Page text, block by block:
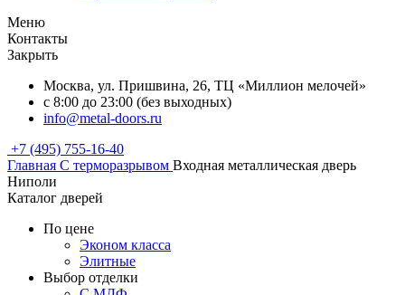
Меню
Контакты
Закрыть
Москва, ул. Пришвина, 26, ТЦ «Миллион мелочей»
с 8:00 до 23:00 (без выходных)
info@metal-doors.ru
+7 (495) 755-16-40
Главная С терморазрывом Входная металлическая дверь
Ниполи
Каталог дверей
По цене
Эконом класса
Элитные
Выбор отделки